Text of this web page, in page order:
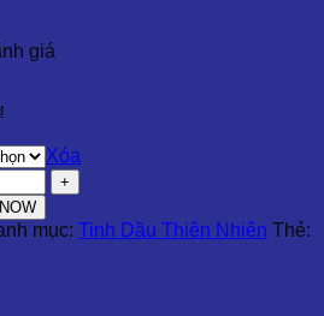
giá
từ
1,100,000₫
đến
8,000,000₫
Xóa
mục: Tinh Dầu Thiên Nhiên Thẻ: